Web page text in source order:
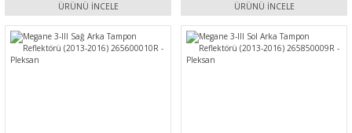
ÜRÜNÜ İNCELE
ÜRÜNÜ İNCELE